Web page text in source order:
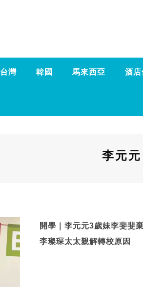
台灣 韓國 馬來西亞 酒店
李元元
開學｜李元元3歲妹李斐斐
李璨琛太太親解轉校原因